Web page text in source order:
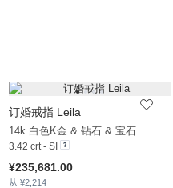
订婚戒指 Leila
14k 白色K金 & 钻石 & 宝石
3.42 crt - SI
¥235,681.00
从 ¥2,214